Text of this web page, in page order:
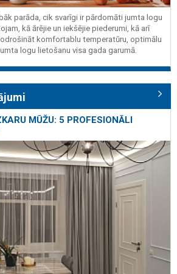
parāda, cik svarīgi ir pārdomāti jumta logu
kā ārējie un iekšējie piederumi, kā arī
komfortablu temperatūru, optimālu
logu lietošanu visa gada garumā.
MŪŽU: 5 PROFESIONĀLI